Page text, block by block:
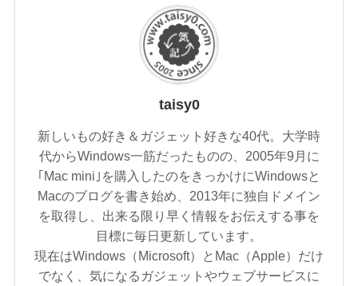
taisy0
新しいもの好き＆ガジェット好きな40代。大学時
代からWindows一筋だったものの、2005年9月に
｢Mac mini｣を購入したのをきっかけにWindowsと
Macのブログを書き始め、2013年に独自ドメイン
を取得し、出来る限り早く情報をお伝えする事を
目標に毎日更新しています。
現在はWindows（Microsoft）とMac（Apple）だけ
でなく、気になるガジェットやウェブサービスに